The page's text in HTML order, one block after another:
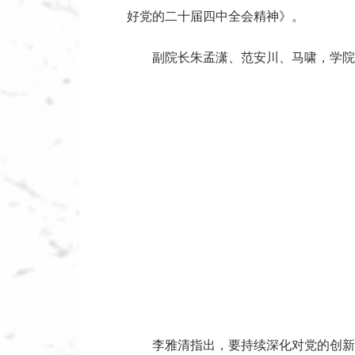
好党的二十届四中全会精神》。
副院长朱孟潇、范安川、马啸，学
李雅清指出，要持续深化对党的创